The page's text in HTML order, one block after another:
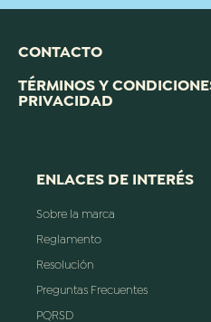
CONTACTO
TÉRMINOS Y
PRIVACIDAD
ENLACES DE INTERÉS
Sobre la marca
Reglamento
Resolución
Preguntas Frecuentes
PQRSD